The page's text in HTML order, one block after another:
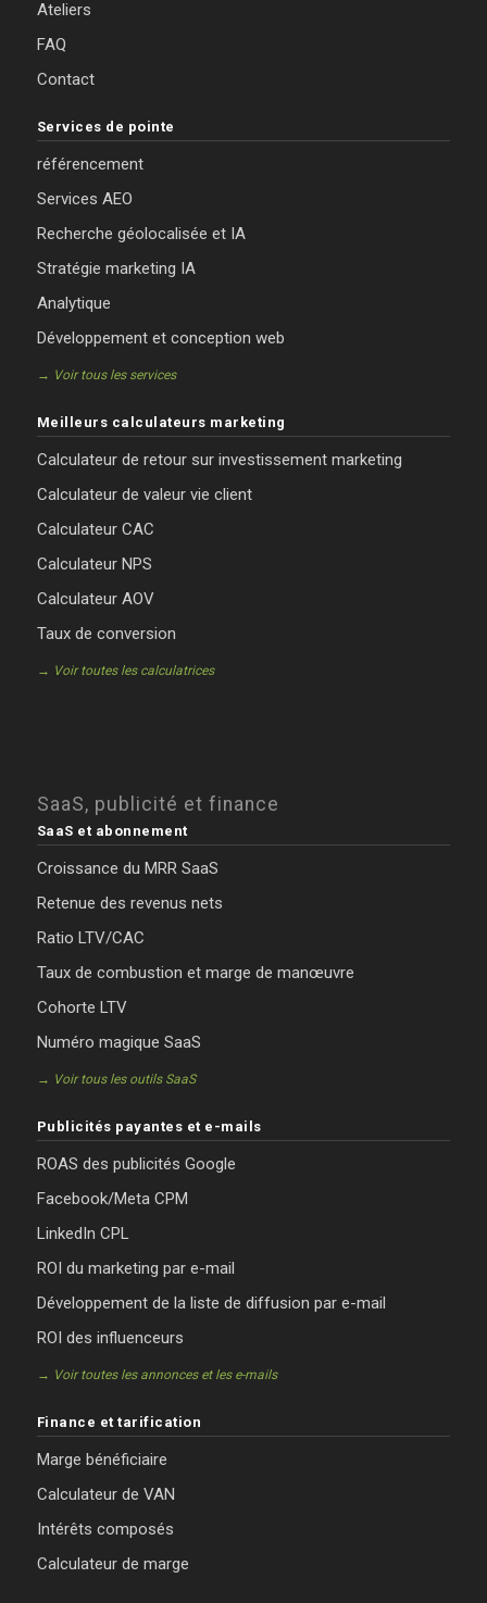
Ateliers
FAQ
Contact
Services de pointe
référencement
Services AEO
Recherche géolocalisée et IA
Stratégie marketing IA
Analytique
Développement et conception web
→ Voir tous les services
Meilleurs calculateurs marketing
Calculateur de retour sur investissement marketing
Calculateur de valeur vie client
Calculateur CAC
Calculateur NPS
Calculateur AOV
Taux de conversion
→ Voir toutes les calculatrices
SaaS, publicité et finance
SaaS et abonnement
Croissance du MRR SaaS
Retenue des revenus nets
Ratio LTV/CAC
Taux de combustion et marge de manœuvre
Cohorte LTV
Numéro magique SaaS
→ Voir tous les outils SaaS
Publicités payantes et e-mails
ROAS des publicités Google
Facebook/Meta CPM
LinkedIn CPL
ROI du marketing par e-mail
Développement de la liste de diffusion par e-mail
ROI des influenceurs
→ Voir toutes les annonces et les e-mails
Finance et tarification
Marge bénéficiaire
Calculateur de VAN
Intérêts composés
Calculateur de marge